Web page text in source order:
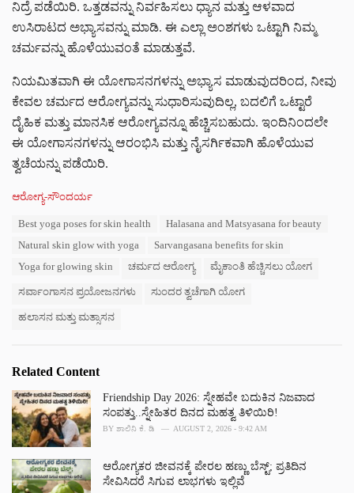
ನಿದ್ರೆ ಪಡೆಯಿರಿ. ಒತ್ತಡವನ್ನು ನಿರ್ವಹಿಸಲು ಧ್ಯಾನ ಮತ್ತು ಆಳವಾದ
ಉಸಿರಾಟದ ಅಭ್ಯಾಸವನ್ನು ಮಾಡಿ. ಈ ಎಲ್ಲಾ ಅಂಶಗಳು ಒಟ್ಟಾಗಿ ನಿಮ್ಮ
ಚರ್ಮವನ್ನು ಹೊಳೆಯುವಂತೆ ಮಾಡುತ್ತವೆ.
ನಿಯಮಿತವಾಗಿ ಈ ಯೋಗಾಸನಗಳನ್ನು ಅಭ್ಯಾಸ ಮಾಡುವುದರಿಂದ, ನೀವು
ಕೇವಲ ಚರ್ಮದ ಆರೋಗ್ಯವನ್ನು ಸುಧಾರಿಸುವುದಿಲ್ಲ, ಬದಲಿಗೆ ಒಟ್ಟಾರೆ
ದೈಹಿಕ ಮತ್ತು ಮಾನಸಿಕ ಆರೋಗ್ಯವನ್ನೂ ಹೆಚ್ಚಿಸಬಹುದು. ಇಂದಿನಿಂದಲೇ
ಈ ಯೋಗಾಸನಗಳನ್ನು ಆರಂಭಿಸಿ ಮತ್ತು ನೈಸರ್ಗಿಕವಾಗಿ ಹೊಳೆಯುವ
ತ್ವಚೆಯನ್ನು ಪಡೆಯಿರಿ.
C
ಆರೋಗ್ಯ-ಸೌಂದರ್ಯ
Best yoga poses for skin health
Halasana and Matsyasana for beauty
Natural skin glow with yoga
Sarvangasana benefits for skin
Yoga for glowing skin
ಚರ್ಮದ ಆರೋಗ್ಯ ಮೈಕಾಂತಿ ಹೆಚ್ಚಿಸಲು ಯೋಗ
ಸರ್ವಾಂಗಾಸನ ಪ್ರಯೋಜನಗಳು ಸುಂದರ ತ್ವಚೆಗಾಗಿ ಯೋಗ
ಹಲಾಸನ ಮತ್ತು ಮತ್ಸಾಸನ
Related Content
Friendship Day 2026: ಸ್ನೇಹವೇ ಬದುಕಿನ ನಿಜವಾದ
ಸಂಪತ್ತು..ಸ್ನೇಹಿತರ ದಿನದ ಮಹತ್ವ ತಿಳಿಯಿರಿ!
BY ಶಾಲಿನಿ ಕೆ. ಡಿ AUGUST 2, 2026 - 9:42 AM
ಆರೋಗ್ಯಕರ ಜೀವನಕ್ಕೆ ಪೇರಲ ಹಣ್ಣು ಬೆಸ್ಟ್; ಪ್ರತಿದಿನ
ಸೇವಿಸಿದರೆ ಸಿಗುವ ಲಾಭಗಳು ಇಲ್ಲಿವೆ